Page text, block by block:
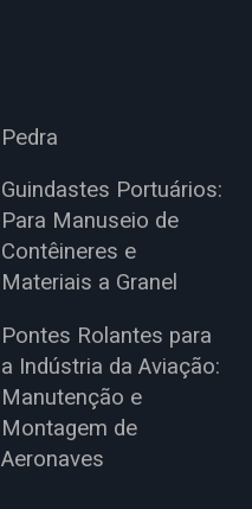
Pedra
Guindastes Portuários:
Para Manuseio de
Contêineres e
Materiais a Granel
Pontes Rolantes para
a Indústria da Aviação:
Manutenção e
Montagem de
Aeronaves